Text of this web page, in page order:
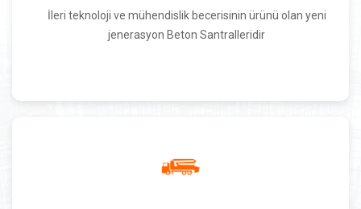
İleri teknoloji ve mühendislik becerisinin ürünü olan yeni
jenerasyon Beton Santralleridir